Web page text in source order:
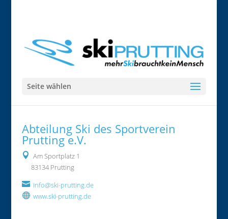
Seite wählen
Abteilung Ski des Sportverein
Prutting e.V.
 Am Sportplatz 1
83134 Prutting
 info@ski-prutting.de
 www.ski-prutting.de